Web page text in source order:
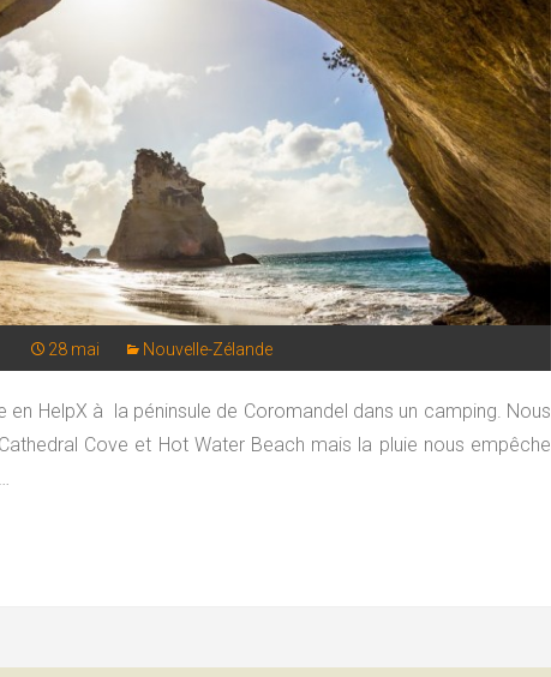
28 mai Nouvelle-Zélande
en HelpX à la péninsule de Coromandel dans un camping. Nous
Cove et Hot Water Beach mais la pluie nous empêche